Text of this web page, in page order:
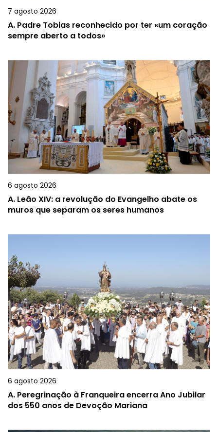
7 agosto 2026
A. Padre Tobias reconhecido por ter «um coração
sempre aberto a todos»
6 agosto 2026
A. Leão XIV: a revolução do Evangelho abate os
muros que separam os seres humanos
6 agosto 2026
A. Peregrinação à Franqueira encerra Ano Jubilar
dos 550 anos de Devoção Mariana